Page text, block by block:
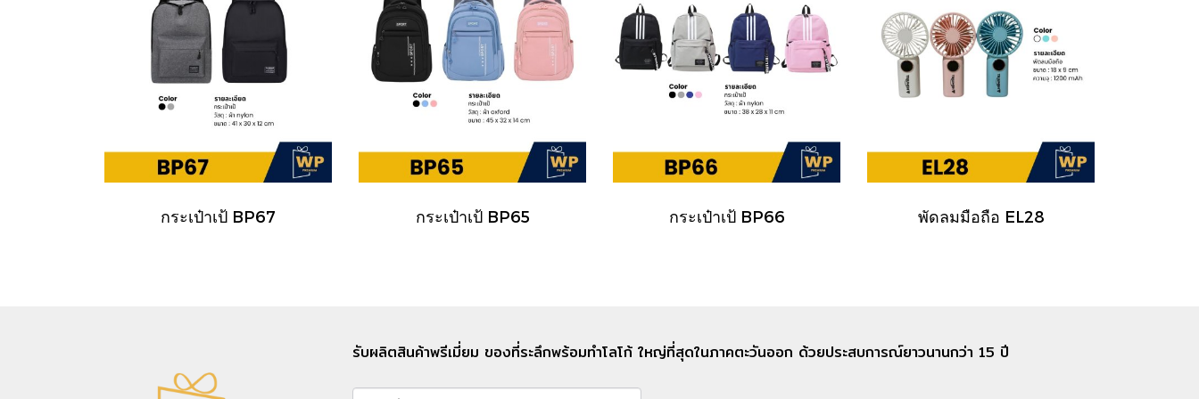
กระเป๋าเป้ BP67 กระเป๋าเป้ BP65 กระเป๋าเป้ BP66 พัดลมมือถือ EL28
รับผลิตสินค้าพรีเมี่ยม ของที่ระลึกพร้อมทำโลโก้ ใหญ่ที่สุดในภาคตะวันออก ด้วยประสบการณ์ยาวนานกว่า 15 ปี